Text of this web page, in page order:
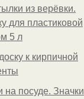
из верёвки.
для пластиковой
5 л
к кирпичной
на посуде. Значки